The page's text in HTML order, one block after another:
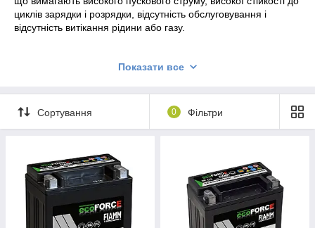
циклів зарядки і розрядки, відсутність обслуговування і
відсутність витікання рідини або газу.
точністю. Компоненти ретельно обрані для використання в
підходять для Start & Stop автомобілів.
Показати все
Сортування 0 Фільтри